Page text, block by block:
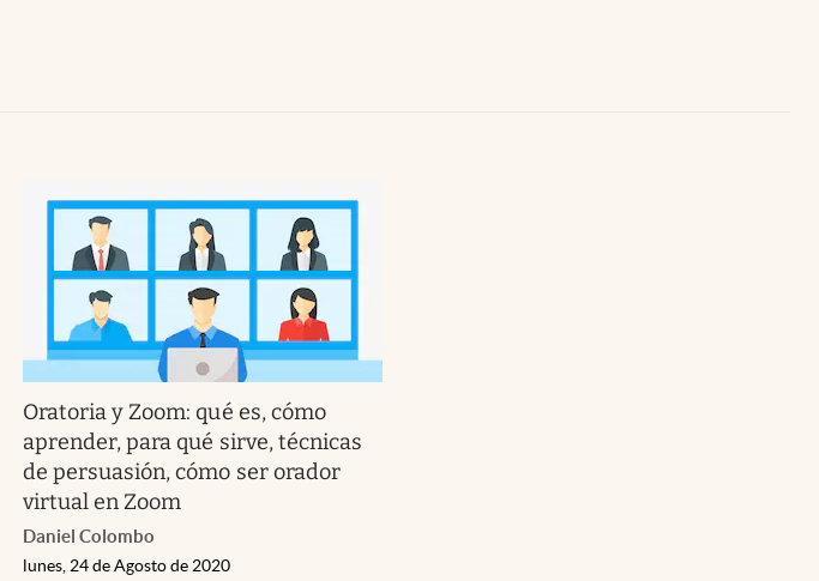
Oratoria y Zoom: qué es, cómo
aprender, para qué sirve, técnicas
de persuasión, cómo ser orador
virtual en Zoom
Daniel Colombo
lunes, 24 de Agosto de 2020